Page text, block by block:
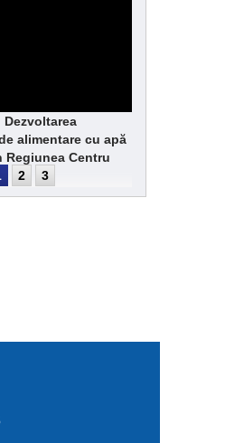
alimentare cu apă
Regiunea Centru
2 3